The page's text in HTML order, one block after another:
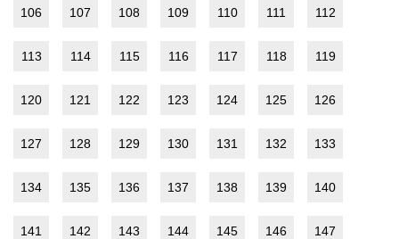
106 107 108 109 110 111 112
113 114 115 116 117 118 119
120 121 122 123 124 125 126
127 128 129 130 131 132 133
134 135 136 137 138 139 140
141 142 143 144 145 146 147